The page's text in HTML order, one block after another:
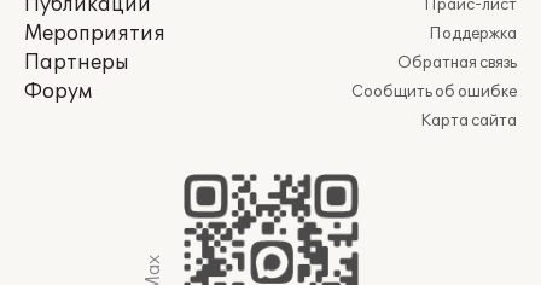
Публикации
Мероприятия
Партнеры
Форум
Прайс-лист
Поддержка
Обратная связь
Сообщить об ошибке
Карта сайта